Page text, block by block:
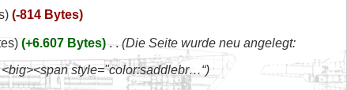
-814 Bytes
+6.607 Bytes ‎
Die Seite wurde neu angelegt:
style="color:saddlebr…“